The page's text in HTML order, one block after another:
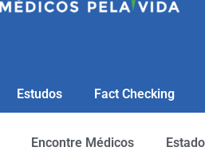
Estudos Fact Checking
Encontre Médicos